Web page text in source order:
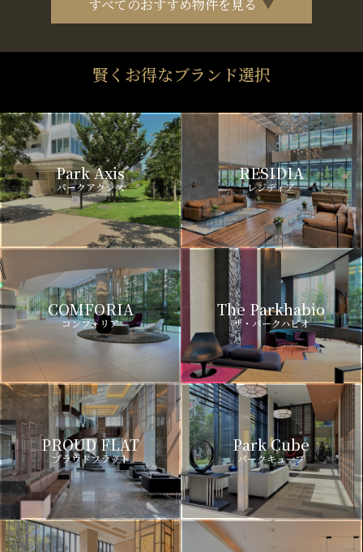
すべてのおすすめ物件を見る
賢くお得なブランド選択
Park Axis
パークアクシス
RESIDIA
レジディア
COMFORIA
コンフォリア
The Parkhabio
ザ・パークハビオ
PROUD FLAT
プラウドフラット
Park Cube
パークキューブ